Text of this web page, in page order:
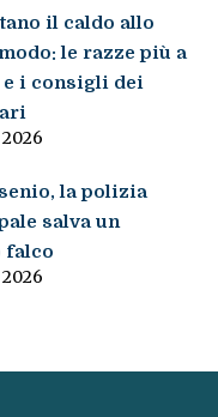
il caldo allo
le razze più a
i consigli dei
la polizia
salva un
falco